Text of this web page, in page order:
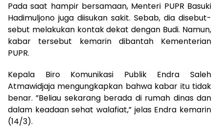
Pada saat hampir bersamaan, Menteri PUPR Basuki
Hadimuljono juga diisukan sakit. Sebab, dia disebut-
sebut melakukan kontak dekat dengan Budi. Namun,
kabar tersebut kemarin dibantah Kementerian
PUPR.
Kepala Biro Komunikasi Publik Endra Saleh
Atmawidjaja mengungkapkan bahwa kabar itu tidak
benar. ”Beliau sekarang berada di rumah dinas dan
dalam keadaan sehat walafiat,” jelas Endra kemarin
(14/3).